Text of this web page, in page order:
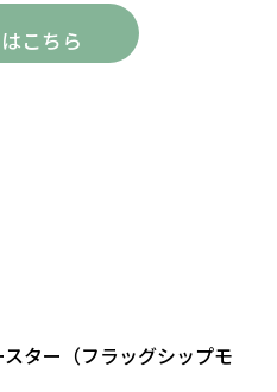
こちら
ター（フラッグシップモ